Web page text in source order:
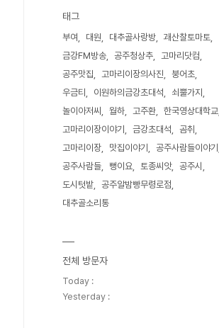
태그
부여 대원 대추골사랑방
괘산찰토마토
금강FM방송
공주청상추
고마리닷컴
공주맛집
고마리이장의사진
붕어초
우금티
이원하의금강초대석
쇠뿔가지
놀이아저씨
월하 고주환
한국영상대학교
고마리이장이야기
금강초대석
곰취
고마리이장
맛집이야기
공주사람들이야기
공주사람들
뻥이요 토종씨앗
공주시
도시텃밭
공주알밤빵무령로점
대추골소리통
전체 방문자
Today :
Yesterday :